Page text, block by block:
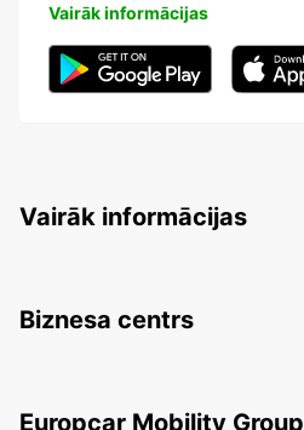
Vairāk informācijas
Vairāk informācijas
Biznesa centrs
Europcar Mobility Group